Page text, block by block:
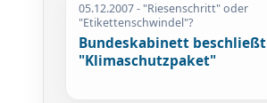
05.12.2007- "Riesenschritt" oder
"Etikettenschwindel"?
Bundeskabinett beschließt
"Klimaschutzpaket"